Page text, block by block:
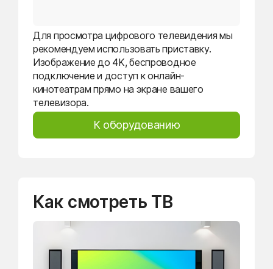
Для просмотра цифрового телевидения мы
рекомендуем использовать приставку.
Изображение до 4K, беспроводное
подключение и доступ к онлайн-
кинотеатрам прямо на экране вашего
телевизора.
К оборудованию
Как смотреть ТВ